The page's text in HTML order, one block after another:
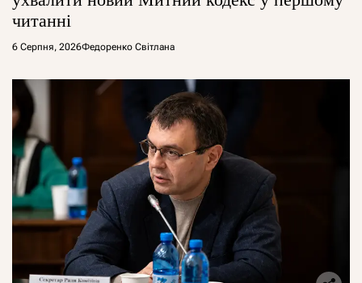
читанні
6 Серпня, 2026Федоренко Світлана